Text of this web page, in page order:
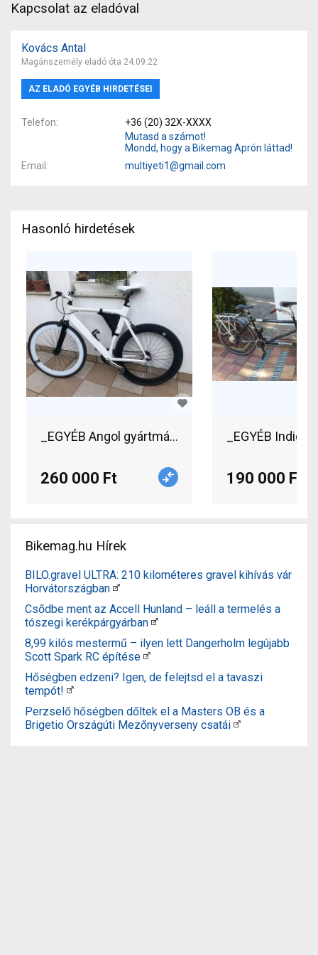
Kapcsolat az eladóval
Kovács Antal
Magánszemély eladó óta 24.09.22
AZ ELADÓ EGYÉB HIRDETÉSEI
Telefon
+36 (20) 32X-XXXX
Mutasd a számot!
Mondd, hogy a Bikemag Aprón láttad!
Email
multiyeti1@gmail.com
Hasonló hirdetések
_EGYÉB Angol gyártmányú
260 000 Ft 190 000 Ft
Bikemag.hu Hírek
BILO.gravel ULTRA: 210 kilométeres gravel kihívás vár
Horvátországban
Csődbe ment az Accell Hunland – leáll a termelés a
tószegi kerékpárgyárban
8,99 kilós mestermű – ilyen lett Dangerholm legújabb
Scott Spark RC építése
Hőségben edzeni? Igen, de felejtsd el a tavaszi
tempót!
Perzselő hőségben dőltek el a Masters OB és a
Brigetio Országúti Mezőnyverseny csatái